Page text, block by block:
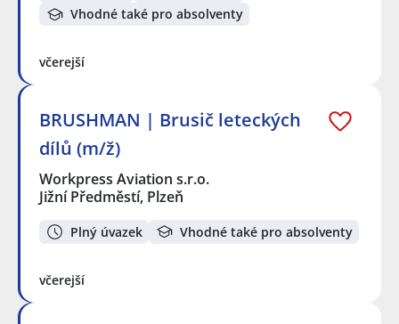
Vhodné také pro absolventy
včerejší
BRUSHMAN | Brusič leteckých
dílů (m/ž)
Workpress Aviation s.r.o.
Jižní Předměstí, Plzeň
Plný úvazek Vhodné také pro absolventy
včerejší